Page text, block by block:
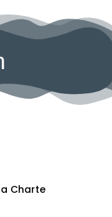
Charte